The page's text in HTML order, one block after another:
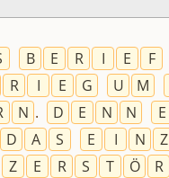
B E R I E F
R I E G U M
N . D E N N E
D A S E I N Z
Z E R S T Ö R